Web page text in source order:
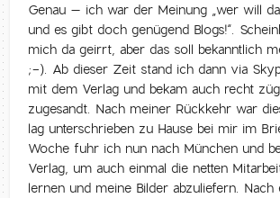
Genau – ich war der Meinung „wer will
und es gibt doch genügend Blogs!“.
mich da geirrt, aber das soll bekanntlich
;-). Ab dieser Zeit stand ich dann via
mit dem Verlag und bekam auch recht
zugesandt. Nach meiner Rückkehr war
lag unterschrieben zu Hause bei mir im
Woche fuhr ich nun nach München und
Verlag, um auch einmal die netten
lernen und meine Bilder abzuliefern. Nach